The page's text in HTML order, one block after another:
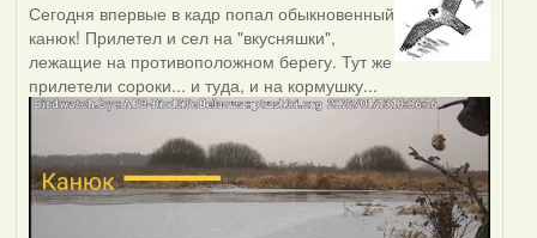
Сегодня впервые в кадр попал обыкновенный
канюк! Прилетел и сел на "вкусняшки",
лежащие на противоположном берегу. Тут же
прилетели сороки... и туда, и на кормушку...